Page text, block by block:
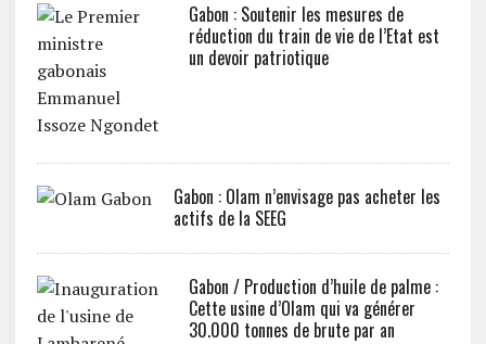
Gabon : Soutenir les mesures de
réduction du train de vie de l’Etat est
un devoir patriotique
Gabon : Olam n’envisage pas acheter les
actifs de la SEEG
Gabon / Production d’huile de palme :
Cette usine d’Olam qui va générer
30.000 tonnes de brute par an